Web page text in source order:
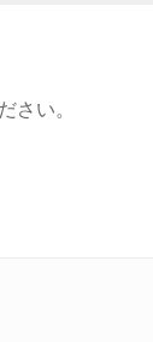
さい。